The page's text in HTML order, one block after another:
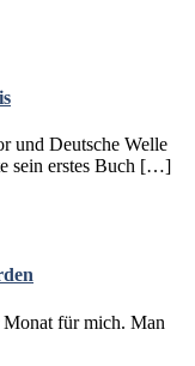
und Deutsche Welle
sein erstes Buch […]
Monat für mich. Man